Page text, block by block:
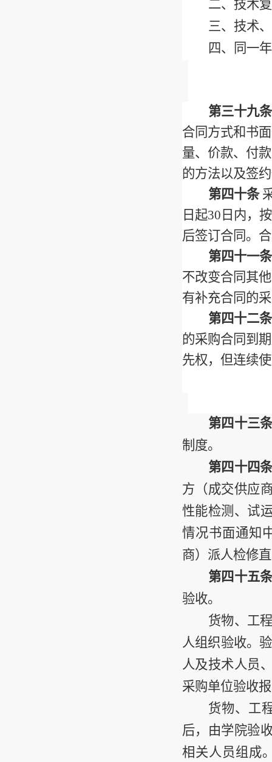
二、技术
三、技术
四、同一
第三十九条
合同方式和书
量、价款、付
的方法以及签
第四十条
日起30 日内，
后签订合同。
第四十一条
不改变合同其
有补充合同的
第四十二条
的采购合同到
先权，但连续
第四十三
制度。
第四十四
方（成交供应
性能检测、试
情况书面通知
商）派人检修
第四十五
验收。
货物、工
人组织验收。
人及技术人员
采购单位验收
货物、工
后，由学院验
相关人员组成